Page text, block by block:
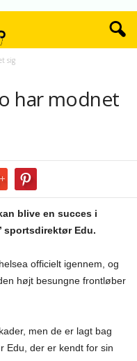
sig
har modnet
blive en succes i
sportsdirektør Edu.
officielt igennem, og
højt besungne frontløber
men de er lagt bag
Edu, der er kendt for sin